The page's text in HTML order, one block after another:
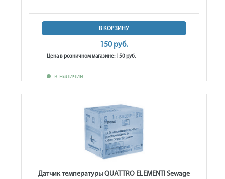
В КОРЗИНУ
150 руб.
Цена в розничном магазине: 150 руб.
в наличии
Датчик температуры QUATTRO ELEMENTI Sewage